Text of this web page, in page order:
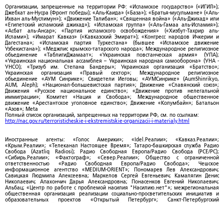
Организации, запрещенные на территории РФ: «Исламское государство» («ИГИЛ»);
Джебхат ан-Нусра (Фронт победы); «Аль-Каида» («База»); «Братья-мусульмане» («Аль-
Ихван аль-Муслимун»); «Движение Талибан»; «Священная война» («Аль-Джихад» или
«Египетский исламский джихад»); «Исламская группа» («Аль-Гамаа аль-Исламия»);
«Асбат аль-Ансар»; «Партия исламского освобождения» («Хизбут-Тахрир аль-
Ислами»); «Имарат Кавказ» («Кавказский Эмират»); «Конгресс народов Ичкерии и
Дагестана»; «Исламская партия Туркестана» (бывшее «Исламское движение
Узбекистана»); «Меджлис крымско-татарского народа»; Международное религиозное
объединение «ТаблигиДжамаат»; «Украинская повстанческая армия» (УПА);
«Украинская национальная ассамблея – Украинская народная самооборона» (УНА -
УНСО); «Тризуб им. Степана Бандеры»; Украинская организация «Братство»;
Украинская организация «Правый сектор»; Международное религиозное
объединение «АУМ Синрике»; Свидетели Иеговы; «АУМСинрике» (AumShinrikyo,
AUM, Aleph); «Национал-большевистская партия»; Движение «Славянский союз»;
Движения «Русское национальное единство»; «Движение против нелегальной
иммиграции»; Комитет «Нация и Свобода»; Международное общественное
движение «Арестантское уголовное единство»; Движение «Колумбайн»; Батальон
«Азов»; Meta
Полный список организаций, запрещенных на территории РФ, см. по ссылкам:
http://nac.gov.ru/terroristicheskie-i-ekstremistskie-organizacii-i-materialy.html
Иностранные агенты: «Голос Америки»; «Idel.Реалии»; «Кавказ.Реалии»;
«Крым.Реалии»; «Телеканал Настоящее Время»; Татаро-башкирская служба Радио
Свобода (Azatliq Radiosi); Радио Свободная Европа/Радио Свобода (PCE/PC);
«Сибирь.Реалии»; «Фактограф»; «Север.Реалии»; Общество с ограниченной
ответственностью «Радио Свободная Европа/Радио Свобода»; Чешское
информационное агентство «MEDIUM-ORIENT»; Пономарев Лев Александрович;
Савицкая Людмила Алексеевна; Маркелов Сергей Евгеньевич; Камалягин Денис
Николаевич; Апахончич Дарья Александровна; Понасенков Евгений Николаевич;
Альбац; «Центр по работе с проблемой насилия "Насилию.нет"»; межрегиональная
общественная организация реализации социально-просветительских инициатив и
образовательных проектов «Открытый Петербург»; Санкт-Петербургский